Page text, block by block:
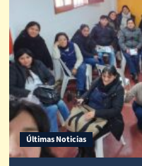
Últimas Noticias